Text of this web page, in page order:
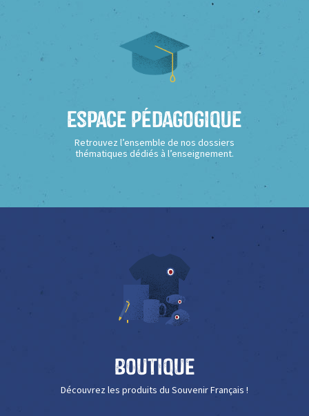
Espace Pédagogique
Retrouvez l’ensemble de nos dossiers
thématiques dédiés à l’enseignement.
Boutique
Découvrez les produits du Souvenir Français !